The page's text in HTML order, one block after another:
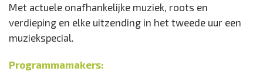
Met actuele onafhankelijke muziek, roots en
verdieping en elke uitzending in het tweede uur een
muziekspecial.
Programmamakers: